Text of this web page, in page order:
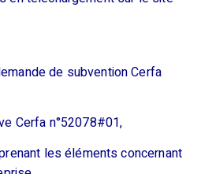
de subvention Cerfa
Cerfa n°52078#01,
les éléments concernant